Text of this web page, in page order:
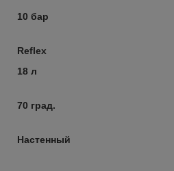
10 бар
Reflex
18 л
70 град.
Настенный